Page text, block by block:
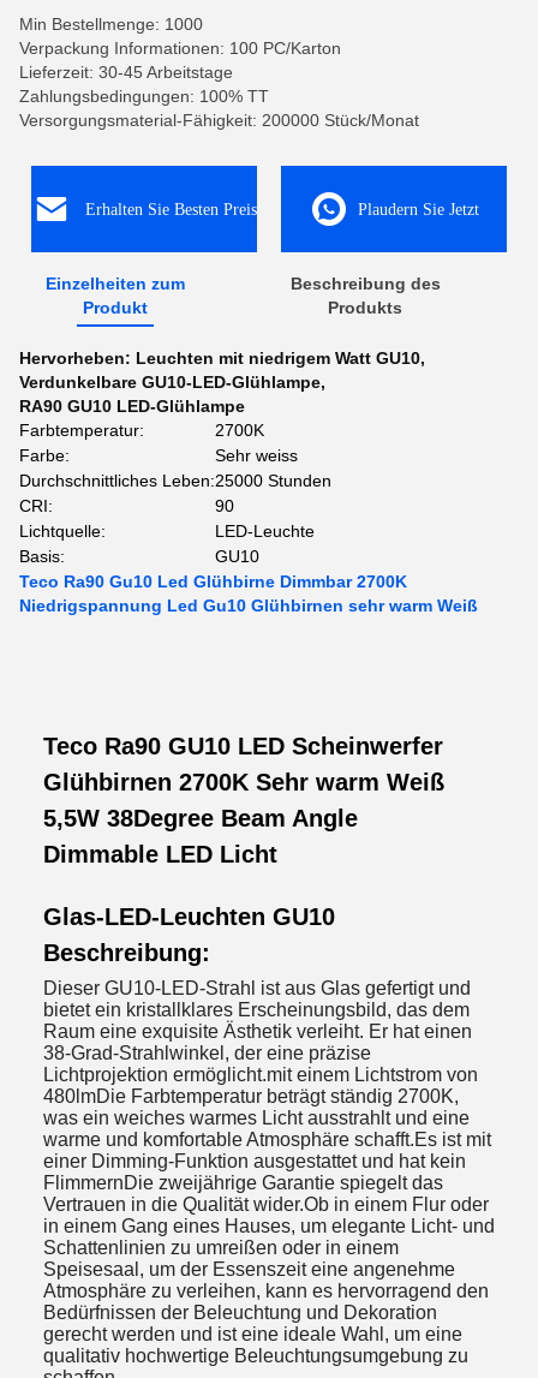
Min Bestellmenge: 1000
Verpackung Informationen: 100 PC/Karton
Lieferzeit: 30-45 Arbeitstage
Zahlungsbedingungen: 100% TT
Versorgungsmaterial-Fähigkeit: 200000 Stück/Monat
Erhalten Sie Besten Preis Plaudern Sie Jetzt
Einzelheiten zum
Produkt
Beschreibung des
Produkts
Hervorheben: Leuchten mit niedrigem Watt GU10,
Verdunkelbare GU10-LED-Glühlampe,
RA90 GU10 LED-Glühlampe
Farbtemperatur:
2700K
Farbe:
Sehr weiss
Durchschnittliches Leben:25000 Stunden
CRI:
90
Lichtquelle:
LED-Leuchte
Basis:
GU10
Teco Ra90 Gu10 Led Glühbirne Dimmbar 2700K
Niedrigspannung Led Gu10 Glühbirnen sehr warm Weiß
Teco Ra90 GU10 LED Scheinwerfer
Glühbirnen 2700K Sehr warm Weiß
5,5W 38Degree Beam Angle
Dimmable LED Licht
Glas-LED-Leuchten GU10
Beschreibung:
Dieser GU10-LED-Strahl ist aus Glas gefertigt und
bietet ein kristallklares Erscheinungsbild, das dem
Raum eine exquisite Ästhetik verleiht. Er hat einen
38-Grad-Strahlwinkel, der eine präzise
Lichtprojektion ermöglicht.mit einem Lichtstrom von
480lmDie Farbtemperatur beträgt ständig 2700K,
was ein weiches warmes Licht ausstrahlt und eine
warme und komfortable Atmosphäre schafft.Es ist mit
einer Dimming-Funktion ausgestattet und hat kein
FlimmernDie zweijährige Garantie spiegelt das
Vertrauen in die Qualität wider.Ob in einem Flur oder
in einem Gang eines Hauses, um elegante Licht- und
Schattenlinien zu umreißen oder in einem
Speisesaal, um der Essenszeit eine angenehme
Atmosphäre zu verleihen, kann es hervorragend den
Bedürfnissen der Beleuchtung und Dekoration
gerecht werden und ist eine ideale Wahl, um eine
qualitativ hochwertige Beleuchtungsumgebung zu